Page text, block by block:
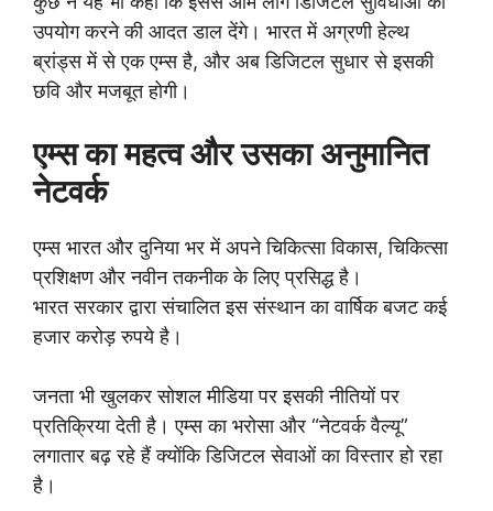
उपयोग करने की आदत डाल देंगे। भारत में अग्रणी हेल्थ
ब्रांड्स में से एक एम्स है, और अब डिजिटल सुधार से इसकी
छवि और मजबूत होगी।
एम्स का महत्व और उसका अनुमानित
नेटवर्क
एम्स भारत और दुनिया भर में अपने चिकित्सा विकास, चिकित्सा
प्रशिक्षण और नवीन तकनीक के लिए प्रसिद्ध है।
भारत सरकार द्वारा संचालित इस संस्थान का वार्षिक बजट कई
हजार करोड़ रुपये है।
जनता भी खुलकर सोशल मीडिया पर इसकी नीतियों पर
प्रतिक्रिया देती है। एम्स का भरोसा और “नेटवर्क वैल्यू”
लगातार बढ़ रहे हैं क्योंकि डिजिटल सेवाओं का विस्तार हो रहा
है।